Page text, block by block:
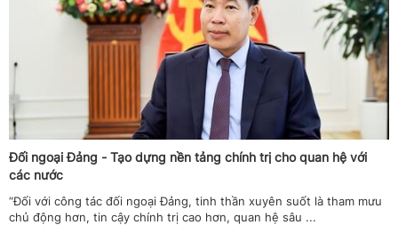
Đối ngoại Đảng - Tạo dựng nền tảng chính trị cho quan hệ với
các nước
“Đối với công tác đối ngoại Đảng, tinh thần xuyên suốt là tham mưu
chủ động hơn, tin cậy chính trị cao hơn, quan hệ sâu ...